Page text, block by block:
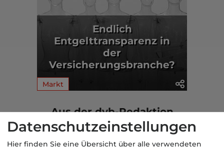
Endlich
Entgelttransparenz in
der
Versicherungsbranche?
Markt
Aus der dvb-Redaktion
Markt
Datenschutzeinstellungen
Hier finden Sie eine Übersicht über alle verwendeten